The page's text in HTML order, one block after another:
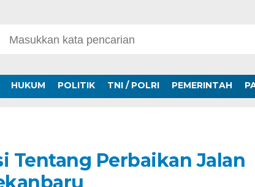
HUKUM POLITIK TNI / POLRI PEMERINTAH
Tentang Perbaikan Jalan